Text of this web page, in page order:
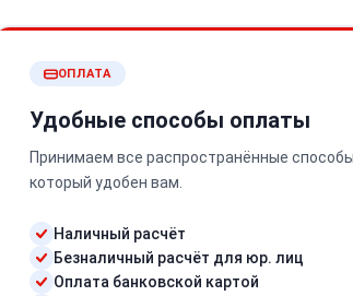
ОПЛАТА
Удобные способы оплаты
Принимаем все распространённые
который удобен вам.
Наличный расчёт
Безналичный расчёт для юр. лиц
Оплата банковской картой